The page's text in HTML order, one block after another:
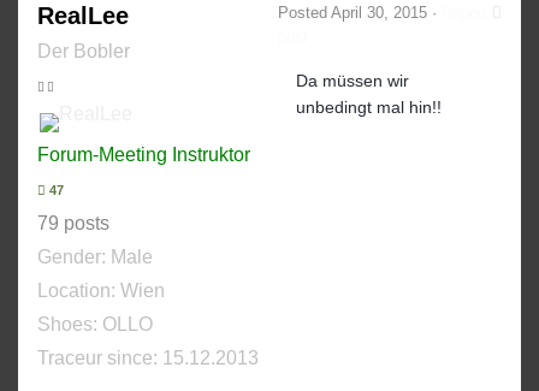
RealLee
Der Bobler
Forum-Meeting Instruktor
47
79 posts
Gender: Male
Location: Wien
Shoes: OLLO
Traceur since: 15.12.2013
Posted April 30, 2015 ·
Da müssen wir
unbedingt mal hin!!